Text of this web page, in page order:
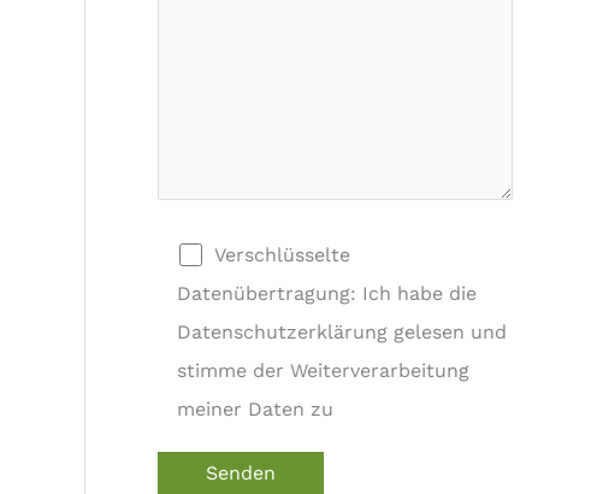
Verschlüsselte
Datenübertragung: Ich habe die
Datenschutzerklärung gelesen und
stimme der Weiterverarbeitung
meiner Daten zu